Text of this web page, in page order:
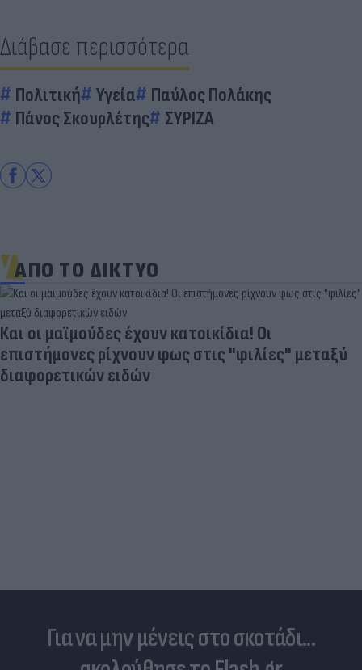
Διάβασε περισσότερα
Πολιτική Υγεία
Παύλος Πολάκης
Πάνος Σκουρλέτης
ΣΥΡΙΖΑ
ΑΠΟ ΤΟ ΔΙΚΤΥΟ
Για να μην μένεις στο σκοτάδι...